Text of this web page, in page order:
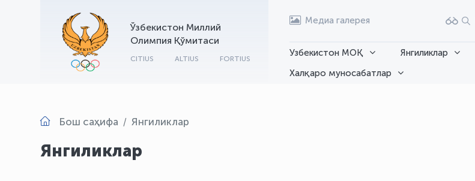
Ўзбекистон Миллий
Олимпия Қўмитаси
CITIUS ALTIUS FORTIUS
Медиа галерея
Узбекистон МОҚ Янгиликлар
Халқаро муносабатлар
Бош саҳифа Янгиликлар
Янгиликлар